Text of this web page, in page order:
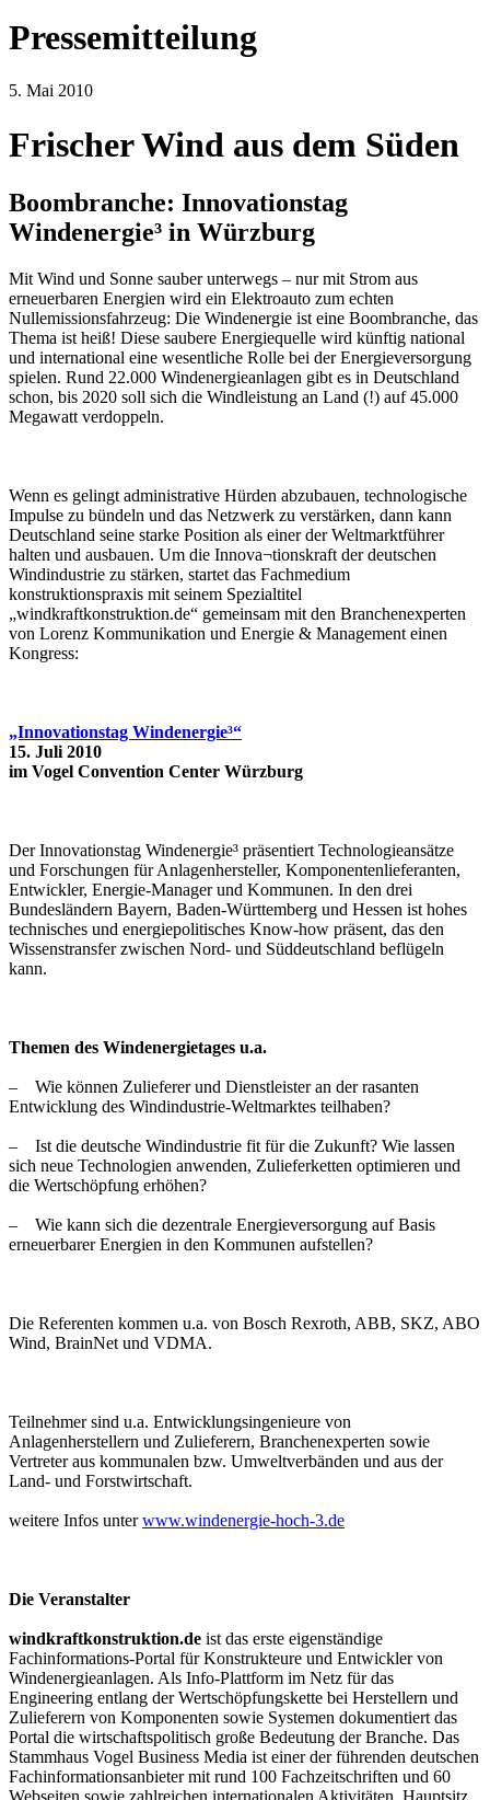
Pressemitteilung
5. Mai 2010
Frischer Wind aus dem Süden
Boombranche: Innovationstag
Windenergie³ in Würzburg
Mit Wind und Sonne sauber unterwegs – nur mit Strom aus
erneuerbaren Energien wird ein Elektroauto zum echten
Nullemissionsfahrzeug: Die Windenergie ist eine Boombranche, das
Thema ist heiß! Diese saubere Energiequelle wird künftig national
und international eine wesentliche Rolle bei der Energieversorgung
spielen. Rund 22.000 Windenergieanlagen gibt es in Deutschland
schon, bis 2020 soll sich die Windleistung an Land (!) auf 45.000
Megawatt verdoppeln.
Wenn es gelingt administrative Hürden abzubauen, technologische
Impulse zu bündeln und das Netzwerk zu verstärken, dann kann
Deutschland seine starke Position als einer der Weltmarktführer
halten und ausbauen. Um die Innova¬tionskraft der deutschen
Windindustrie zu stärken, startet das Fachmedium
konstruktionspraxis mit seinem Spezialtitel
„windkraftkonstruktion.de“ gemeinsam mit den Branchenexperten
von Lorenz Kommunikation und Energie & Management einen
Kongress:
„Innovationstag Windenergie³“
15. Juli 2010
im Vogel Convention Center Würzburg
Der Innovationstag Windenergie³ präsentiert Technologieansätze
und Forschungen für Anlagenhersteller, Komponentenlieferanten,
Entwickler, Energie-Manager und Kommunen. In den drei
Bundesländern Bayern, Baden-Württemberg und Hessen ist hohes
technisches und energiepolitisches Know-how präsent, das den
Wissenstransfer zwischen Nord- und Süddeutschland beflügeln
kann.
Themen des Windenergietages u.a.
– Wie können Zulieferer und Dienstleister an der rasanten
Entwicklung des Windindustrie-Weltmarktes teilhaben?
– Ist die deutsche Windindustrie fit für die Zukunft? Wie lassen
sich neue Technologien anwenden, Zulieferketten optimieren und
die Wertschöpfung erhöhen?
– Wie kann sich die dezentrale Energieversorgung auf Basis
erneuerbarer Energien in den Kommunen aufstellen?
Die Referenten kommen u.a. von Bosch Rexroth, ABB, SKZ, ABO
Wind, BrainNet und VDMA.
Teilnehmer sind u.a. Entwicklungsingenieure von
Anlagenherstellern und Zulieferern, Branchenexperten sowie
Vertreter aus kommunalen bzw. Umweltverbänden und aus der
Land- und Forstwirtschaft.
weitere Infos unterwww.windenergie-hoch-3.de
Die Veranstalter
windkraftkonstruktion.de ist das erste eigenständige
Fachinformations-Portal für Konstrukteure und Entwickler von
Windenergieanlagen. Als Info-Plattform im Netz für das
Engineering entlang der Wertschöpfungskette bei Herstellern und
Zulieferern von Komponenten sowie Systemen dokumentiert das
Portal die wirtschaftspolitisch große Bedeutung der Branche. Das
Stammhaus Vogel Business Media ist einer der führenden deutschen
Fachinformationsanbieter mit rund 100 Fachzeitschriften und 60